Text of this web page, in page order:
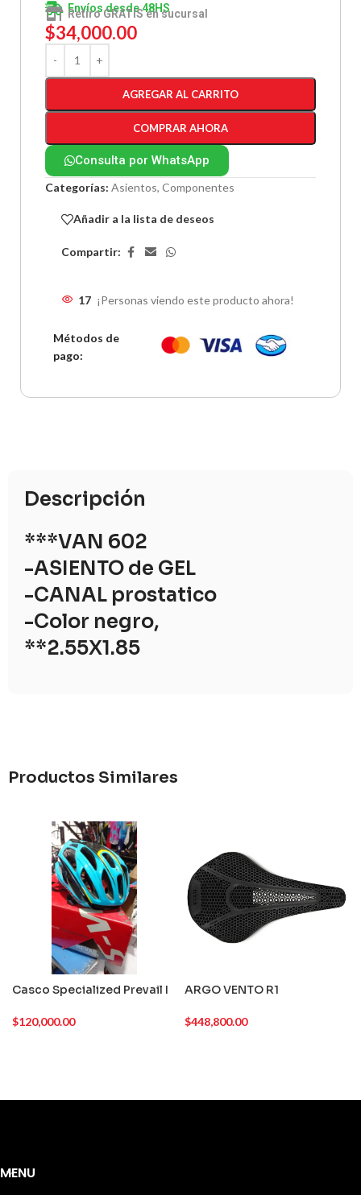
Envíos desde 48HS
Retiro GRATIS en sucursal
$34,000.00
AGREGAR AL CARRITO
COMPRAR AHORA
Consulta por WhatsApp
Categorías: Asientos, Componentes
Añadir a la lista de deseos
Compartir:
17 ¡Personas viendo este producto ahora!
Métodos de
pago:
Descripción
***VAN 602
-ASIENTO de GEL
-CANAL prostatico
-Color negro,
**2.55X1.85
Productos Similares
Casco Specialized Prevail I
$120,000.00
ARGO VENTO R1
$448,800.00
MENU